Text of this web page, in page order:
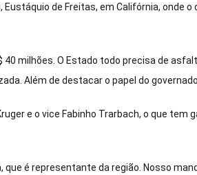
de Freitas, em Califórnia, onde
milhões. O Estado todo precisa de
Além de destacar o papel do
e o vice Fabinho Trarbach, o que tem
que é representante da região. Nosso